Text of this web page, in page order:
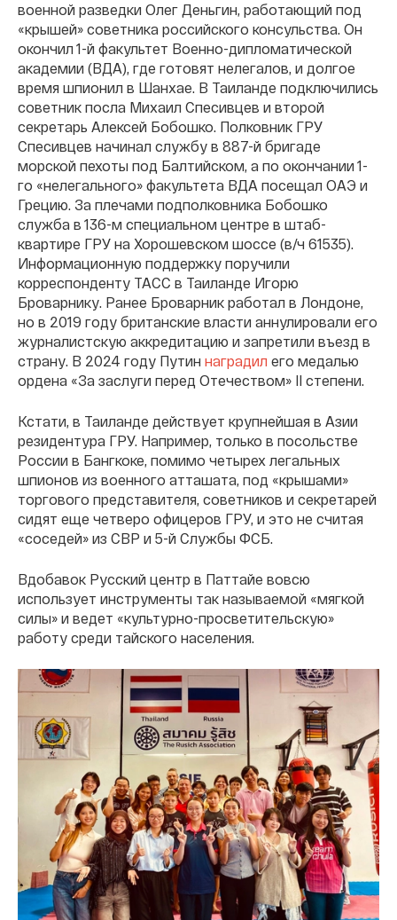
военной разведки Олег Деньгин, работающий под
«крышей» советника российского консульства. Он
окончил 1-й факультет Военно-дипломатической
академии (ВДА), где готовят нелегалов, и долгое
время шпионил в Шанхае. В Таиланде подключились
советник посла Михаил Спесивцев и второй
секретарь Алексей Бобошко. Полковник ГРУ
Спесивцев начинал службу в 887-й бригаде
морской пехоты под Балтийском, а по окончании 1-
го «нелегального» факультета ВДА посещал ОАЭ и
Грецию. За плечами подполковника Бобошко
служба в 136-м специальном центре в штаб-
квартире ГРУ на Хорошевском шоссе (в/ч 61535).
Информационную поддержку поручили
корреспонденту ТАСС в Таиланде Игорю
Броварнику. Ранее Броварник работал в Лондоне,
но в 2019 году британские власти аннулировали его
журналистскую аккредитацию и запретили въезд в
страну. В 2024 году Путин наградил его медалью
ордена «За заслуги перед Отечеством» II степени.
Кстати, в Таиланде действует крупнейшая в Азии
резидентура ГРУ. Например, только в посольстве
России в Бангкоке, помимо четырех легальных
шпионов из военного атташата, под «крышами»
торгового представителя, советников и секретарей
сидят еще четверо офицеров ГРУ, и это не считая
«соседей» из СВР и 5-й Службы ФСБ.
Вдобавок Русский центр в Паттайе вовсю
использует инструменты так называемой «мягкой
силы» и ведет «культурно-просветительскую»
работу среди тайского населения.